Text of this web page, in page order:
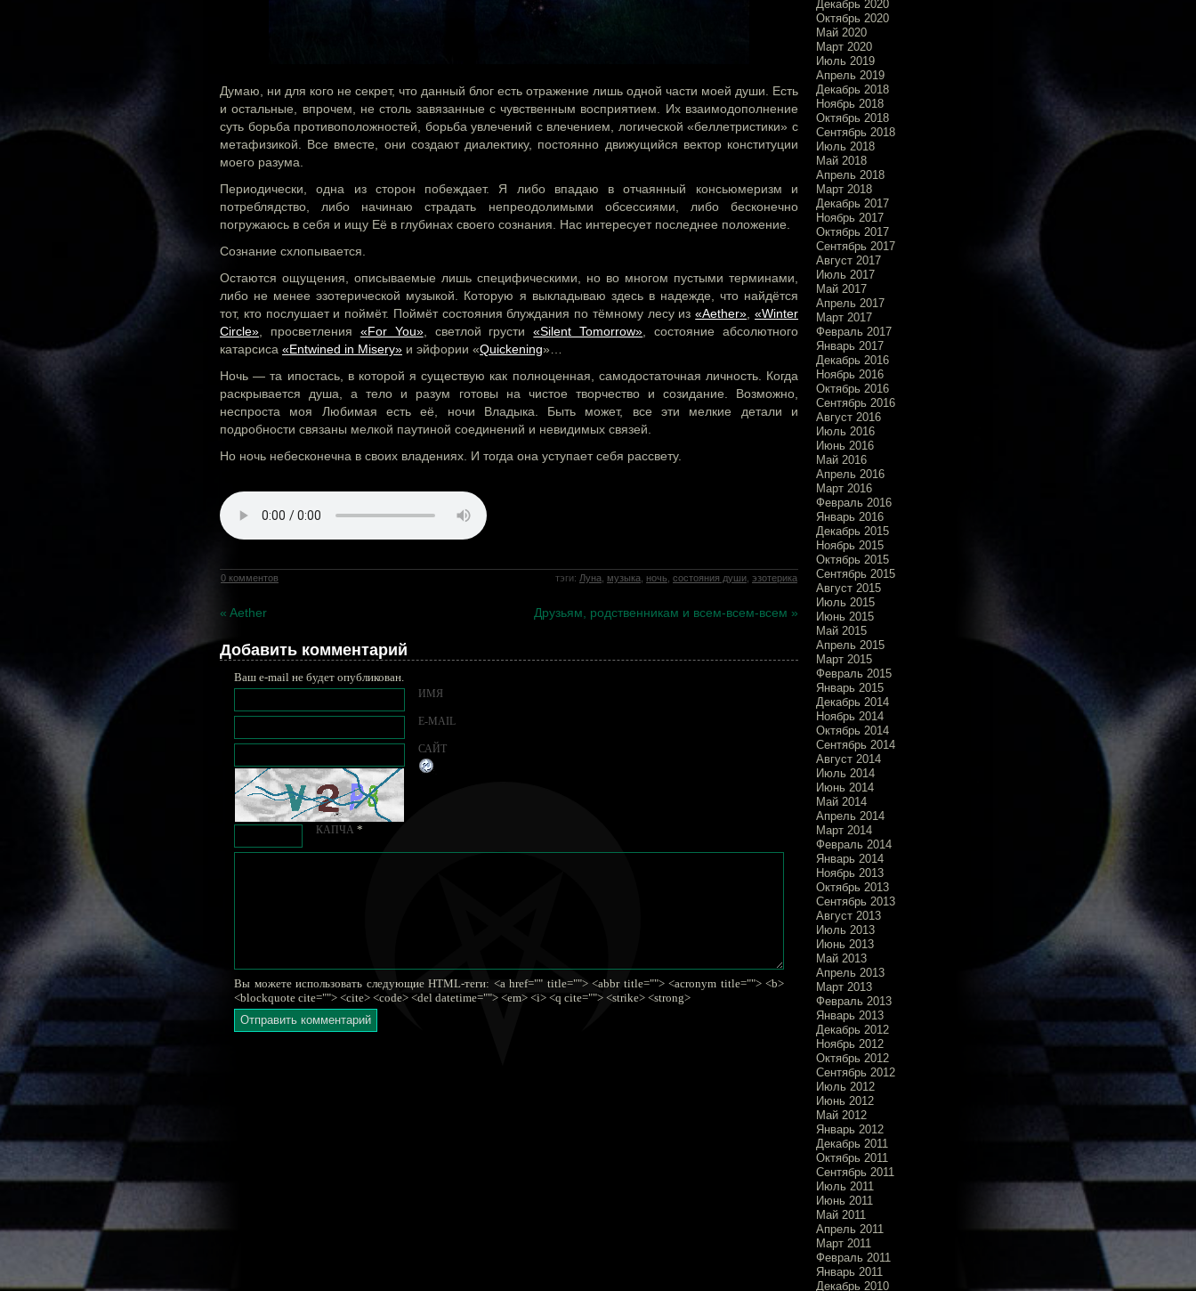
Думаю, ни для кого не секрет, что данный блог есть отражение лишь одной части моей души. Есть
и остальные, впрочем, не столь завязанные с чувственным восприятием. Их взаимодополнение
суть борьба противоположностей, борьба увлечений с влечением, логической «беллетристики» с
метафизикой. Все вместе, они создают диалектику, постоянно движущийся вектор конституции
моего разума.
Периодически, одна из сторон побеждает. Я либо впадаю в отчаянный консьюмеризм и
потреблядство, либо начинаю страдать непреодолимыми обсессиями, либо бесконечно
погружаюсь в себя и ищу Её в глубинах своего сознания. Нас интересует последнее положение.
Сознание схлопывается.
Остаются ощущения, описываемые лишь специфическими, но во многом пустыми терминами,
либо не менее эзотерической музыкой. Которую я выкладываю здесь в надежде, что найдётся
тот, кто послушает и поймёт. Поймёт состояния блуждания по тёмному лесу из«Aether» ,«Winter
Circle» , просветления «For You», светлой грусти«Silent Tomorrow» , состояние абсолютного
катарсиса «Entwined in Misery» и эйфории «Quickening»…
Ночь — та ипостась, в которой я существую как полноценная, самодостаточная личность. Когда
раскрывается душа, а тело и разум готовы на чистое творчество и созидание. Возможно,
неспроста моя Любимая есть её, ночи Владыка. Быть может, все эти мелкие детали и
подробности связаны мелкой паутиной соединений и невидимых связей.
Но ночь небесконечна в своих владениях. И тогда она уступает себя рассвету.
0 комментов тэги: Луна музыка ночь состояния души эзотерика
« Aether Друзьям, родственникам и всем-всем-всем »
Добавить комментарий
Ваш e-mail не будет опубликован.
ИМЯ
E-MAIL
САЙТ
КАПЧА *
Вы можете использовать следующие HTML-теги: <a href="" title=""> <abbr title=""> <acronym title=""> <b>
<blockquote cite=""> <cite> <code> <del datetime=""> <em> <i> <q cite=""> <strike> <strong>
Декабрь 2020
Октябрь 2020
Май 2020
Март 2020
Июль 2019
Апрель 2019
Декабрь 2018
Ноябрь 2018
Октябрь 2018
Сентябрь 2018
Июль 2018
Май 2018
Апрель 2018
Март 2018
Декабрь 2017
Ноябрь 2017
Октябрь 2017
Сентябрь 2017
Август 2017
Июль 2017
Май 2017
Апрель 2017
Март 2017
Февраль 2017
Январь 2017
Декабрь 2016
Ноябрь 2016
Октябрь 2016
Сентябрь 2016
Август 2016
Июль 2016
Июнь 2016
Май 2016
Апрель 2016
Март 2016
Февраль 2016
Январь 2016
Декабрь 2015
Ноябрь 2015
Октябрь 2015
Сентябрь 2015
Август 2015
Июль 2015
Июнь 2015
Май 2015
Апрель 2015
Март 2015
Февраль 2015
Январь 2015
Декабрь 2014
Ноябрь 2014
Октябрь 2014
Сентябрь 2014
Август 2014
Июль 2014
Июнь 2014
Май 2014
Апрель 2014
Март 2014
Февраль 2014
Январь 2014
Ноябрь 2013
Октябрь 2013
Сентябрь 2013
Август 2013
Июль 2013
Июнь 2013
Май 2013
Апрель 2013
Март 2013
Февраль 2013
Январь 2013
Декабрь 2012
Ноябрь 2012
Октябрь 2012
Сентябрь 2012
Июль 2012
Июнь 2012
Май 2012
Январь 2012
Декабрь 2011
Октябрь 2011
Сентябрь 2011
Июль 2011
Июнь 2011
Май 2011
Апрель 2011
Март 2011
Февраль 2011
Январь 2011
Декабрь 2010